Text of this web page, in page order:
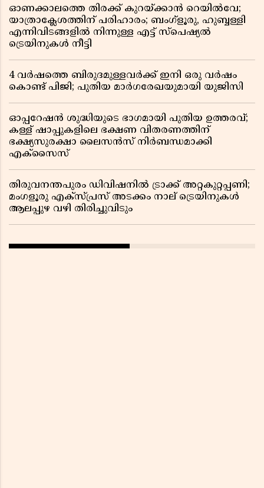
ഓണക്കാലത്തെ തിരക്ക് കുറയ്ക്കാൻ റെയിൽവേ;
യാത്രാക്ലേശത്തിന് പരിഹാരം; ബംഗ്ളൂരു, ഹുബ്ബള്ളി
എന്നിവിടങ്ങളിൽ നിന്നുള്ള എട്ട് സ്പെഷ്യൽ
ട്രെയിനുകൾ നീട്ടി
4 വർഷത്തെ ബിരുദമുള്ളവർക്ക് ഇനി ഒരു വർഷം
കൊണ്ട് പിജി; പുതിയ മാർഗരേഖയുമായി യുജിസി
ഓപ്പറേഷൻ ശുദ്ധിയുടെ ഭാഗമായി പുതിയ ഉത്തരവ്;
കള്ള് ഷാപ്പുകളിലെ ഭക്ഷണ വിതരണത്തിന്
ഭക്ഷ്യസുരക്ഷാ ലൈസൻസ് നിർബന്ധമാക്കി
എക്സൈസ്
തിരുവനന്തപുരം ഡിവിഷനിൽ ട്രാക്ക് അറ്റകുറ്റപ്പണി;
മംഗളൂരു എക്സ്പ്രസ് അടക്കം നാല് ട്രെയിനുകൾ
ആലപ്പുഴ വഴി തിരിച്ചുവിടും